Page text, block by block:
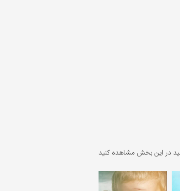
در این بخش مشاهده کنید